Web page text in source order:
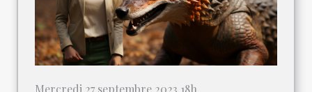
Mercredi 27 septembre 2023 18h